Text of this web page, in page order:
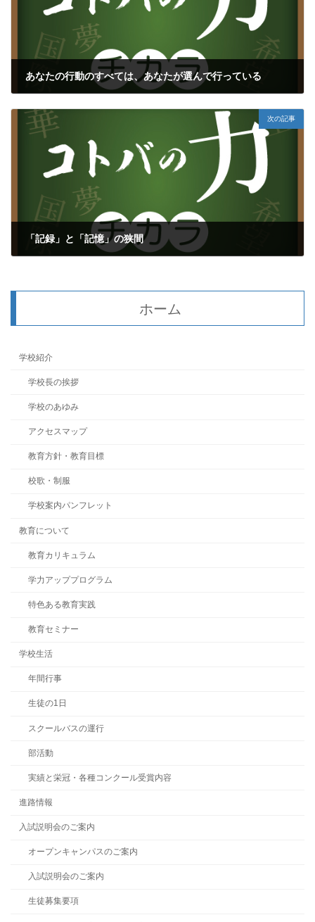
あなたの行動のすべては、あなたが選んで行っている
次の記事
「記録」と「記憶」の狭間
ホーム
学校紹介
学校長の挨拶
学校のあゆみ
アクセスマップ
教育方針・教育目標
校歌・制服
学校案内パンフレット
教育について
教育カリキュラム
学力アッププログラム
特色ある教育実践
教育セミナー
学校生活
年間行事
生徒の1日
スクールバスの運行
部活動
実績と栄冠・各種コンクール受賞内容
進路情報
入試説明会のご案内
オープンキャンパスのご案内
入試説明会のご案内
生徒募集要項